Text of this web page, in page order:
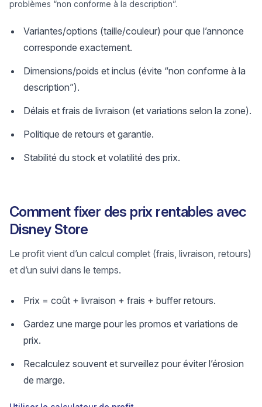
problèmes “non conforme à la description”.
Variantes/options (taille/couleur) pour que l’annonce
corresponde exactement.
Dimensions/poids et inclus (évite “non conforme à la
description”).
Délais et frais de livraison (et variations selon la zone).
Politique de retours et garantie.
Stabilité du stock et volatilité des prix.
Comment fixer des prix rentables avec
Disney Store
Le profit vient d’un calcul complet (frais, livraison, retours)
et d’un suivi dans le temps.
Prix = coût + livraison + frais + buffer retours.
Gardez une marge pour les promos et variations de
prix.
Recalculez souvent et surveillez pour éviter l’érosion
de marge.